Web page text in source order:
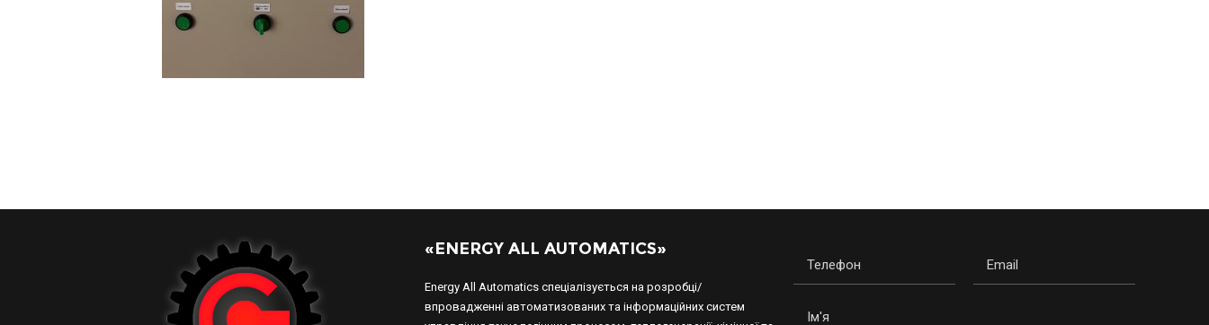
«ENERGY ALL AUTOMATICS»
Energy All Automatics спеціалізується на розробці/
впровадженні автоматизованих та інформаційних систем